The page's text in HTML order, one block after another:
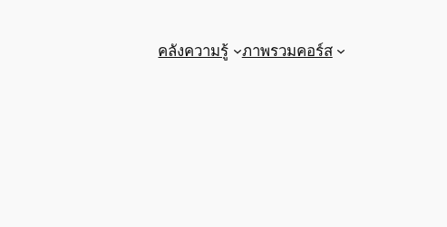
คลังความรู้ ภาพรวมคอร์ส